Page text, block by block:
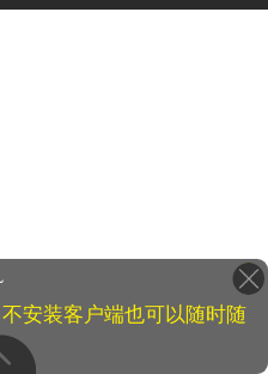
安装客户端也可以随时随